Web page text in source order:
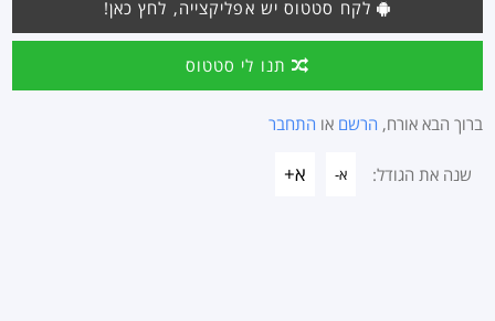
לקח סטטוס יש אפליקצייה, לחץ כאן!
תנו לי סטטוס
ברוך הבא אורח, הרשם או התחבר
שנה את הגודל: א- א+